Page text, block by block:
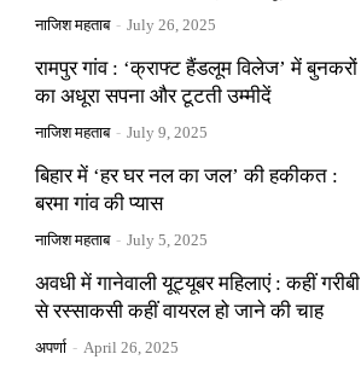
नाजिश महताब - July 26, 2025
रामपुर गांव : ‘क्राफ्ट हैंडलूम विलेज’ में बुनकरों
का अधूरा सपना और टूटती उम्मीदें
नाजिश महताब - July 9, 2025
बिहार में ‘हर घर नल का जल’ की हकीकत :
बरमा गांव की प्यास
नाजिश महताब - July 5, 2025
अवधी में गानेवाली यूट्यूबर महिलाएं : कहीं गरीबी
से रस्साकसी कहीं वायरल हो जाने की चाह
अपर्णा - April 26, 2025